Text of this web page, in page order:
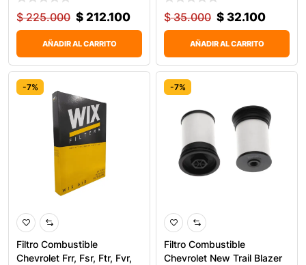
$225.000 $ 212.100
AÑADIR AL CARRITO
$35.000 $ 32.100
AÑADIR AL CARRITO
-7%
Filtro Combustible
Chevrolet Frr, Fsr, Ftr, Fvr,
-7%
Filtro Combustible
Chevrolet New Trail Blazer